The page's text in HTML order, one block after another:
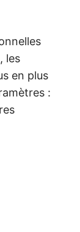
les
en plus
: